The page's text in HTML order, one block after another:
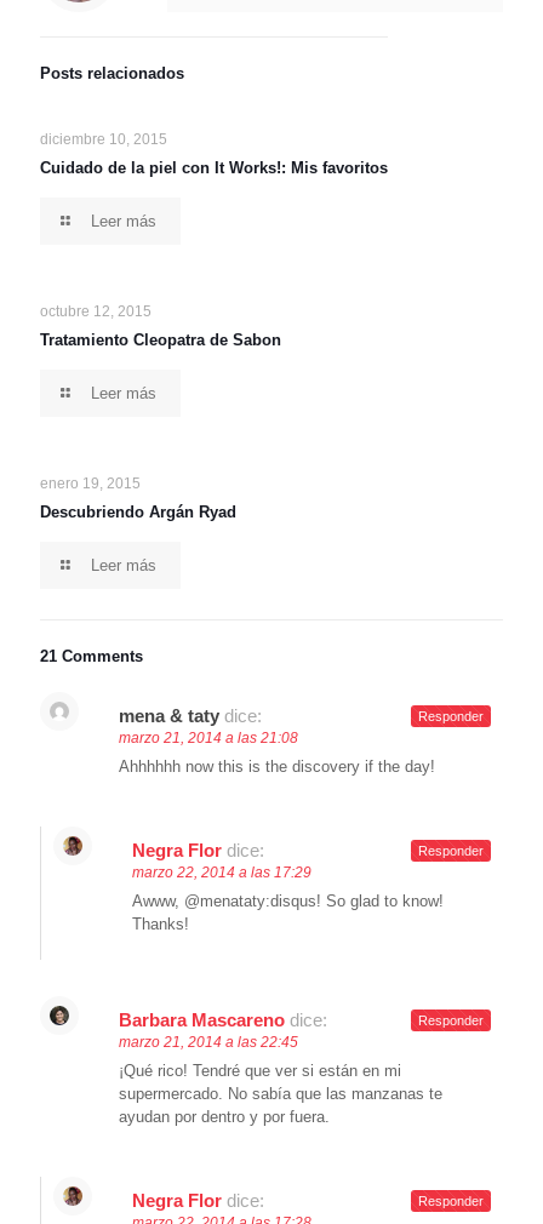
Posts relacionados
diciembre 10, 2015
Cuidado de la piel con It Works!: Mis favoritos
Leer más
octubre 12, 2015
Tratamiento Cleopatra de Sabon
Leer más
enero 19, 2015
Descubriendo Argán Ryad
Leer más
21 Comments
mena & taty dice:
marzo 21, 2014 a las 21:08
Ahhhhhh now this is the discovery if the day!
Responder
Negra Flor dice:
marzo 22, 2014 a las 17:29
Awww, @menataty:disqus! So glad to know!
Thanks!
Responder
Barbara Mascareno dice:
marzo 21, 2014 a las 22:45
¡Qué rico! Tendré que ver si están en mi
supermercado. No sabía que las manzanas te
ayudan por dentro y por fuera.
Responder
Negra Flor dice: Responder